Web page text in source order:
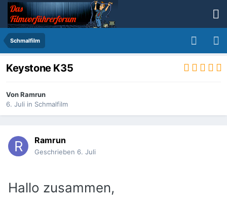
Schmalfilm
Keystone K35
VonRamrun
6. Juli in Schmalfilm
Ramrun
Geschrieben 6. Juli
Hallo zusammen,